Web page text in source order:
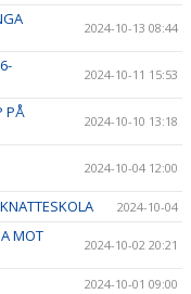
2024-10-13 08:44
2024-10-11 15:53
PÅ
2024-10-10 13:18
2024-10-04 12:00
2024-10-04
MOT
2024-10-02 20:21
2024-10-01 09:00